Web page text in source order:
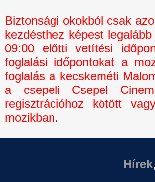
Biztonsági okokból csak
kezdésthez képest
09:00 előtti vetítési
foglalási időpontokat a
foglalás a kecskeméti
a csepeli Csepel
regisztrációhoz kötött
mozikban.
Hírek,